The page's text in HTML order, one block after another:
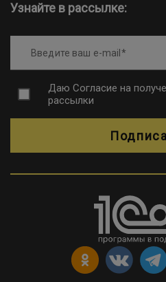
Узнайте в рассылке:
Введите ваш e-mail
Даю Согласие на
рассылки